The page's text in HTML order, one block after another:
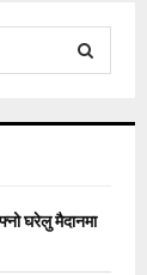
घरेलु मैदानमा